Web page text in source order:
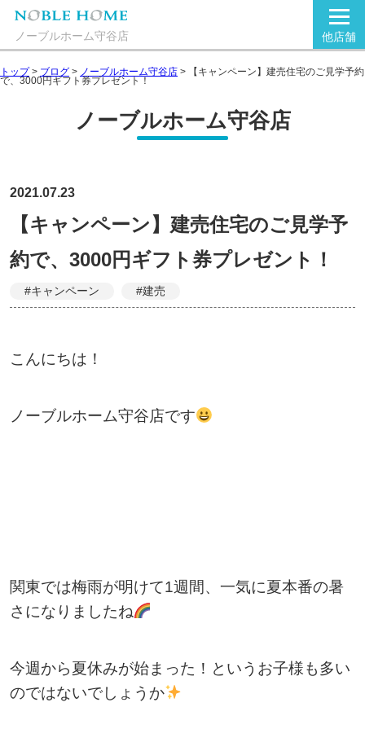
ノーブルホーム守谷店 他店舗
トップ> ブログ > ノーブルホーム守谷店 > 【キャンペーン】建売住宅のご見学予約
で、3000円ギフト券プレゼント！
ノーブルホーム守谷店
2021.07.23
【キャンペーン】建売住宅のご見学予
約で、3000円ギフト券プレゼント！
#キャンペーン #建売
こんにちは！
ノーブルホーム守谷店です
関東では梅雨が明けて1週間、一気に夏本番の暑
さになりましたね
今週から夏休みが始まった！というお子様も多い
のではないでしょうか